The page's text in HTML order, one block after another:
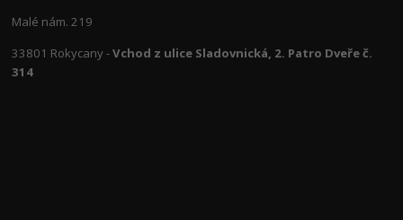
Malé nám. 219
33801 Rokycany -Vchod z ulice Sladovnická, 2. Patro Dveře č.
314